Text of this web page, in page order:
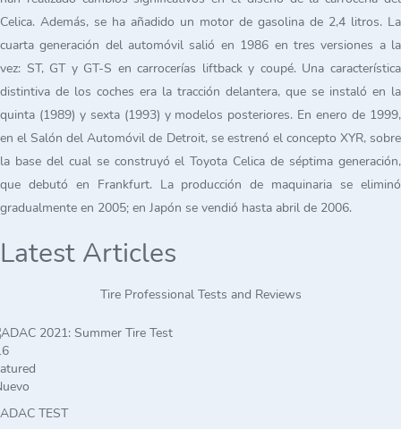
Celica. Además, se ha añadido un motor de gasolina de 2,4 litros. La
cuarta generación del automóvil salió en 1986 en tres versiones a la
vez: ST, GT y GT-S en carrocerías liftback y coupé. Una característica
distintiva de los coches era la tracción delantera, que se instaló en la
quinta (1989) y sexta (1993) y modelos posteriores. En enero de 1999,
en el Salón del Automóvil de Detroit, se estrenó el concepto XYR, sobre
la base del cual se construyó el Toyota Celica de séptima generación,
que debutó en Frankfurt. La producción de maquinaria se eliminó
gradualmente en 2005; en Japón se vendió hasta abril de 2006.
Latest Articles
Tire Professional Tests and Reviews
ADAC TEST